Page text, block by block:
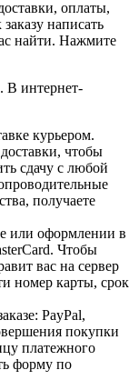
оплаты,
написать
найти. Нажмите
В интернет-
курьером.
чтобы
сдачу с любой
получаете
или оформлении в
Чтобы
вас на сервер
номер карты, срок
PayPal,
покупки
платежного
форму по